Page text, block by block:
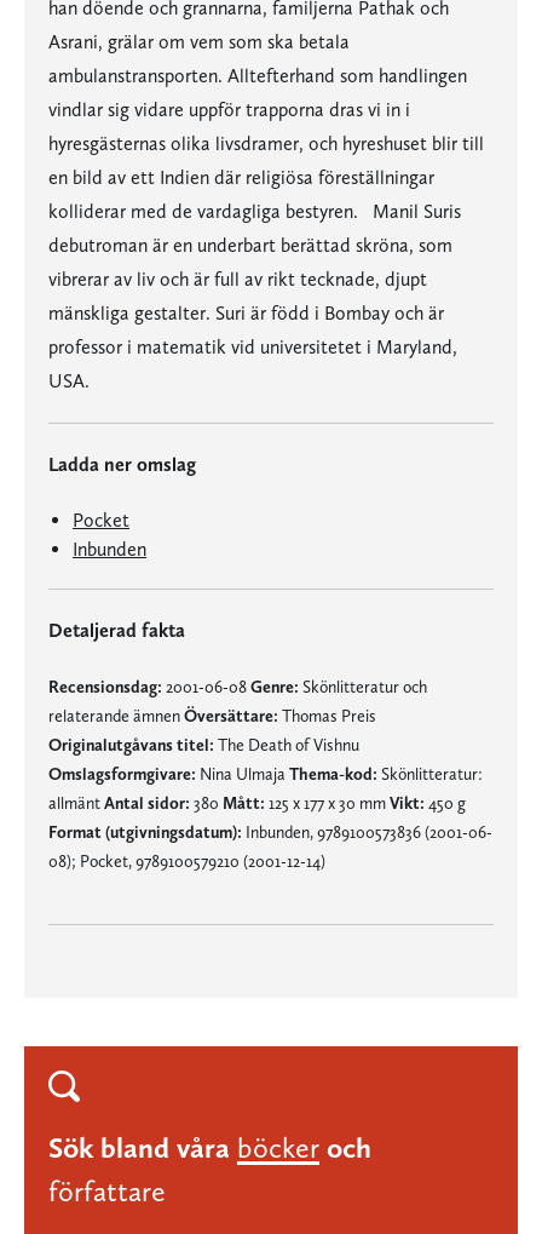
han döende och grannarna, familjerna Pathak och
Asrani, grälar om vem som ska betala
ambulanstransporten. Alltefterhand som handlingen
vindlar sig vidare uppför trapporna dras vi in i
hyresgästernas olika livsdramer, och hyreshuset blir till
en bild av ett Indien där religiösa föreställningar
kolliderar med de vardagliga bestyren. Manil Suris
debutroman är en underbart berättad skröna, som
vibrerar av liv och är full av rikt tecknade, djupt
mänskliga gestalter. Suri är född i Bombay och är
professor i matematik vid universitetet i Maryland,
USA.
Ladda ner omslag
Pocket
Inbunden
Detaljerad fakta
Recensionsdag: 2001-06-08Genre: Skönlitteratur och
relaterande ämnenÖversättare: Thomas Preis
Originalutgåvans titel: The Death of Vishnu
Omslagsformgivare: Nina Ulmaja Thema-kod: Skönlitteratur:
allmäntAntal sidor: 380 Mått: 125 x 177 x 30 mmVikt: 450 g
Format (utgivningsdatum): Inbunden, 9789100573836 (2001-06-
08); Pocket, 9789100579210 (2001-12-14)
Sök bland våra böcker och
författare